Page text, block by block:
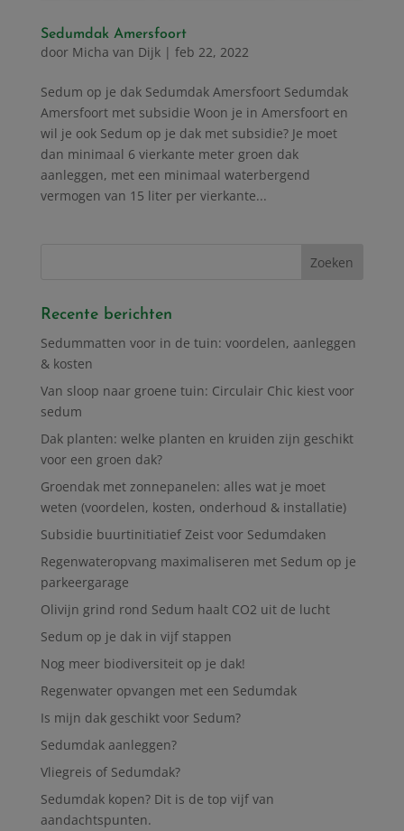
Sedumdak Amersfoort
door Micha van Dijk| feb 22, 2022
Sedum op je dak Sedumdak Amersfoort Sedumdak
Amersfoort met subsidie Woon je in Amersfoort en
wil je ook Sedum op je dak met subsidie? Je moet
dan minimaal 6 vierkante meter groen dak
aanleggen, met een minimaal waterbergend
vermogen van 15 liter per vierkante...
Recente berichten
Sedummatten voor in de tuin: voordelen, aanleggen
& kosten
Van sloop naar groene tuin: Circulair Chic kiest voor
sedum
Dak planten: welke planten en kruiden zijn geschikt
voor een groen dak?
Groendak met zonnepanelen: alles wat je moet
weten (voordelen, kosten, onderhoud & installatie)
Subsidie buurtinitiatief Zeist voor Sedumdaken
Regenwateropvang maximaliseren met Sedum op je
parkeergarage
Olivijn grind rond Sedum haalt CO2 uit de lucht
Sedum op je dak in vijf stappen
Nog meer biodiversiteit op je dak!
Regenwater opvangen met een Sedumdak
Is mijn dak geschikt voor Sedum?
Sedumdak aanleggen?
Vliegreis of Sedumdak?
Sedumdak kopen? Dit is de top vijf van
aandachtspunten.